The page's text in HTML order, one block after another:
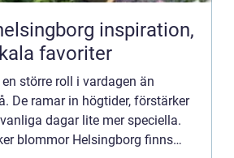
inspiration,
favoriter
större roll i vardagen än
De ramar in högtider, förstärker
dagar lite mer speciella.
blommor Helsingborg finns